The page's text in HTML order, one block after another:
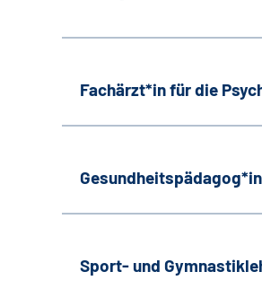
Fachärzt*in für die
Gesundheitspädagog*in
Sport- und